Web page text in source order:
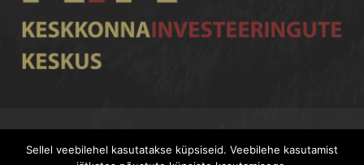
2020 Kohila Maja
Kohila Maja Facebookis
Sellel veebilehel kasutatakse küpsiseid. Veebilehe kasutamist